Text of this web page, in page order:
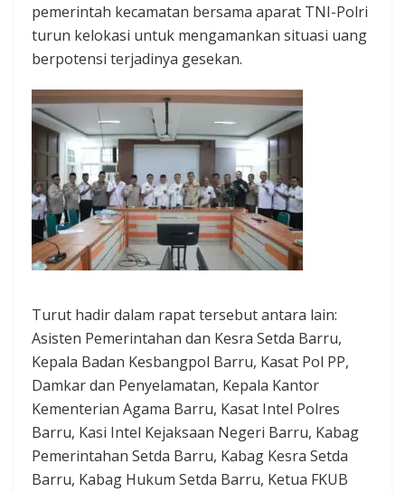
pemerintah kecamatan bersama aparat TNI-Polri
turun kelokasi untuk mengamankan situasi uang
berpotensi terjadinya gesekan.
Turut hadir dalam rapat tersebut antara lain:
Asisten Pemerintahan dan Kesra Setda Barru,
Kepala Badan Kesbangpol Barru, Kasat Pol PP,
Damkar dan Penyelamatan, Kepala Kantor
Kementerian Agama Barru, Kasat Intel Polres
Barru, Kasi Intel Kejaksaan Negeri Barru, Kabag
Pemerintahan Setda Barru, Kabag Kesra Setda
Barru, Kabag Hukum Setda Barru, Ketua FKUB